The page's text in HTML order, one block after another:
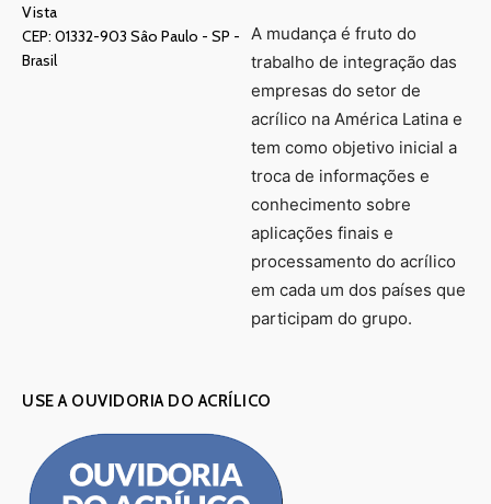
Vista
CEP: 01332-903 Sâo Paulo - SP -
Brasil
A mudança é fruto do
trabalho de integração das
empresas do setor de
acrílico na América Latina e
tem como objetivo inicial a
troca de informações e
conhecimento sobre
aplicações finais e
processamento do acrílico
em cada um dos países que
participam do grupo.
USE A OUVIDORIA DO ACRÍLICO